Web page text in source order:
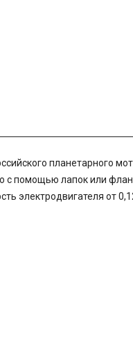
планетарного
с помощью лапок или
электродвигателя от